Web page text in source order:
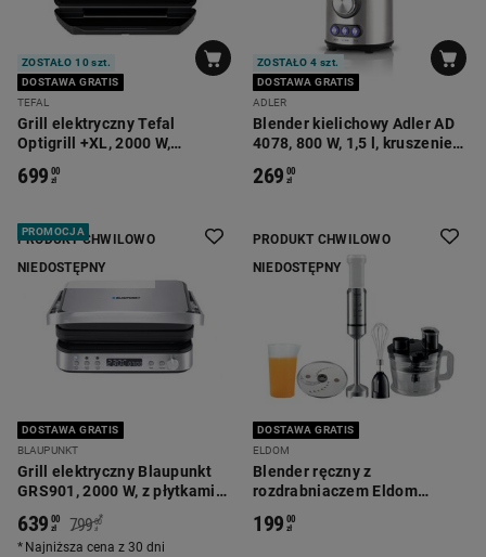
ZOSTAŁO 10 szt.
DOSTAWA GRATIS
TEFAL
Grill elektryczny Tefal
Optigrill +XL, 2000 W,
699 00
zł
ZOSTAŁO 4 szt.
DOSTAWA GRATIS
ADLER
Blender kielichowy Adler AD
4078, 800 W, 1,5 l, kruszenie
269 00
zł
PRODUKT CHWILOWO
NIEDOSTĘPNY
PROMOCJA
DOSTAWA GRATIS
BLAUPUNKT
Grill elektryczny Blaupunkt
GRS901, 2000 W, z płytkami
639 00
zł 799 00
zł
*
Najniższa cena z 30 dni
PRODUKT CHWILOWO
NIEDOSTĘPNY
DOSTAWA GRATIS
ELDOM
Blender ręczny z
rozdrabniaczem Eldom
czarny
199 00
zł